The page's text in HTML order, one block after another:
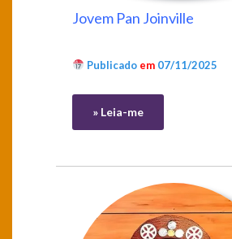
Jovem Pan Joinville
Publicado em07/11/2025
» Leia-me